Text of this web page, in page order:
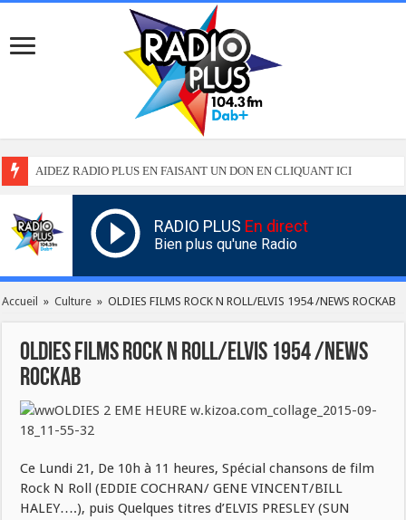
AIDEZ RADIO PLUS EN FAISANT UN DON EN CLIQUANT ICI
RADIO PLUS En direct
Bien plus qu'une Radio
Accueil » Culture » OLDIES FILMS ROCK N ROLL/ELVIS 1954 /NEWS ROCKAB
OLDIES FILMS ROCK N ROLL/ELVIS 1954 /NEWS
ROCKAB
Ce Lundi 21, De 10h à 11 heures, Spécial chansons de film
Rock N Roll (EDDIE COCHRAN/ GENE VINCENT/BILL
HALEY….), puis Quelques titres d’ELVIS PRESLEY (SUN